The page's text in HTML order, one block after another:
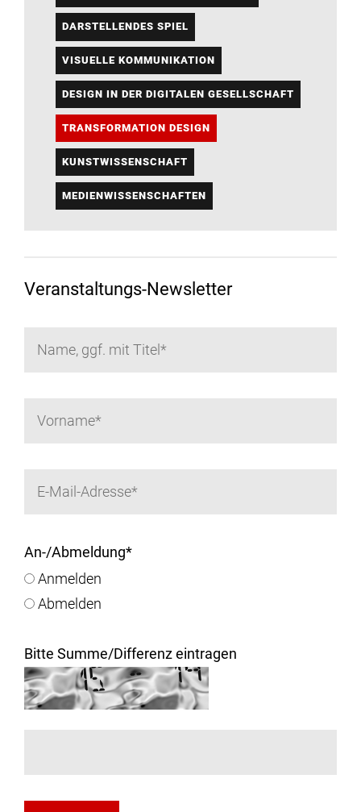
DARSTELLENDES SPIEL
VISUELLE KOMMUNIKATION
DESIGN IN DER DIGITALEN GESELLSCHAFT
TRANSFORMATION DESIGN
KUNSTWISSENSCHAFT
MEDIENWISSENSCHAFTEN
Veranstaltungs-Newsletter
An-/Abmeldung*
Anmelden
Abmelden
Bitte Summe/Differenz eintragen